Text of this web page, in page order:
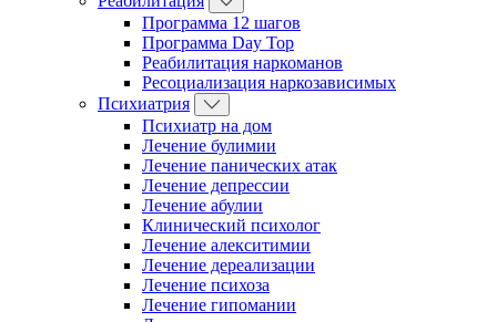
Программа 12 шагов
Программа Day Top
Реабилитация наркоманов
Ресоциализация наркозависимых
Психиатрия
Психиатр на дом
Лечение булимии
Лечение панических атак
Лечение депрессии
Лечение абулии
Клинический психолог
Лечение алекситимии
Лечение дереализации
Лечение психоза
Лечение гипомании